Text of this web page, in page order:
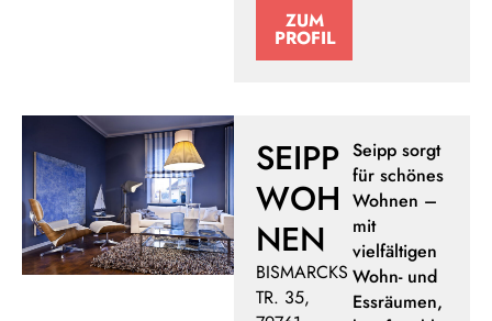
ZUM
PROFIL
SEIPP
WOH
NEN
BISMARCKS
TR. 35,
Seipp sorgt
für schönes
Wohnen –
mit
vielfältigen
Wohn- und
Essräumen,